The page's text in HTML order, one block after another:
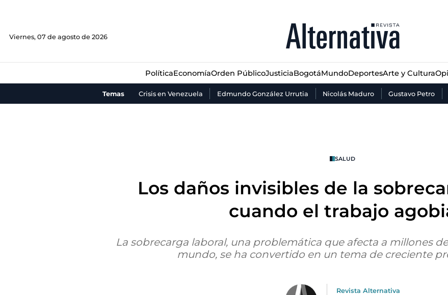
Viernes, 07 de agosto de 2026
PolíticaEconomíaOrden PúblicoJusticiaBogotáMundoDeportesArte y Cultura
Temas Crisis en Venezuela Edmundo González Urrutia Nicolás Maduro Gustavo Petro
JusticiaBogotáMundo Deportes Arte y Cultura
SALUD
Los daños invisibles de la
cuando el trabajo
La sobrecarga laboral, una problemática que afecta a millones
mundo, se ha convertido en un tema de creciente
Revista Alternativa